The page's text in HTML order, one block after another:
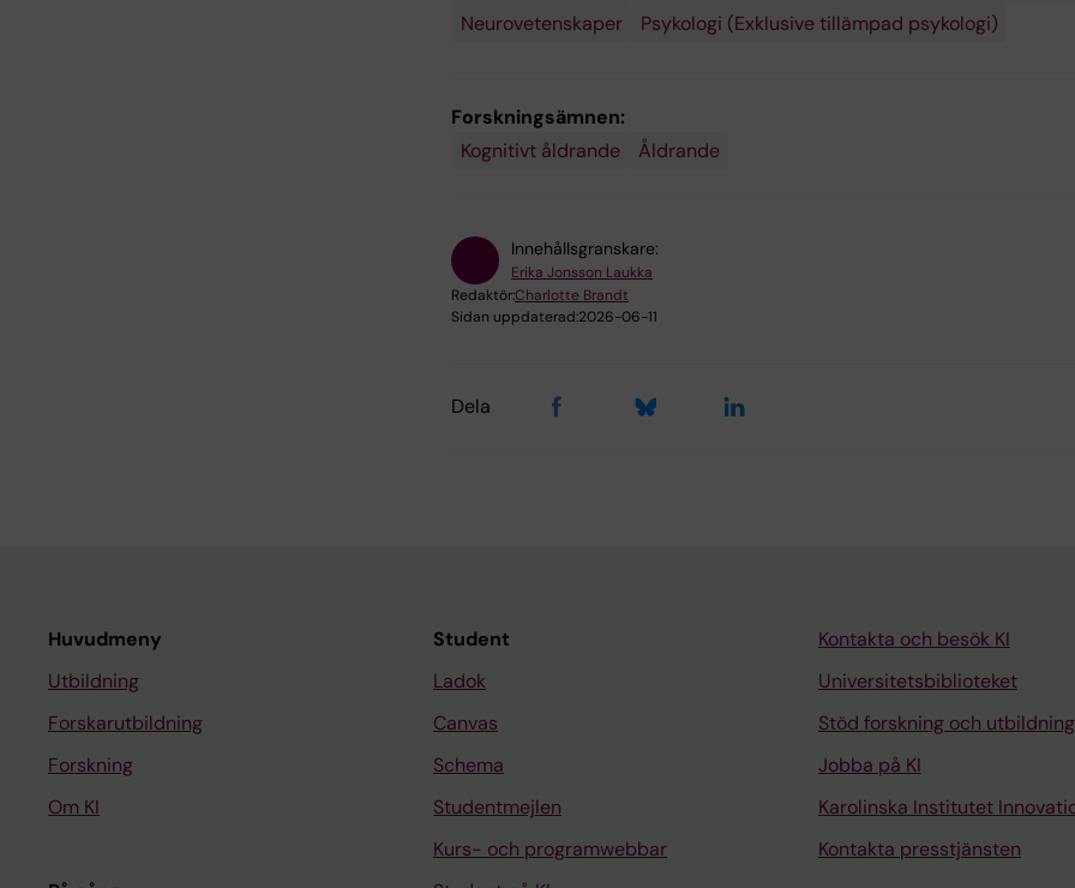
Neurovetenskaper
Psykologi (Exklusive tillämpad psykologi)
Forskningsämnen:
Kognitivt åldrande
Åldrande
Innehållsgranskare:
Erika Jonsson Laukka
Redaktör:Charlotte Brandt
Sidan uppdaterad:2026-06-11
Dela
Huvudmeny
Utbildning
Forskarutbildning
Forskning
Om KI
Student
Ladok
Canvas
Schema
Studentmejlen
Kurs- och programwebbar
Kontakta och besök KI
Universitetsbiblioteket
Stöd forskning och utbildning
Jobba på KI
Karolinska Institutet
Kontakta presstjänsten